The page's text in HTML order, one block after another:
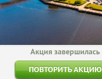
Акция завершилась
ПОВТОРИТЬ АКЦИЮ